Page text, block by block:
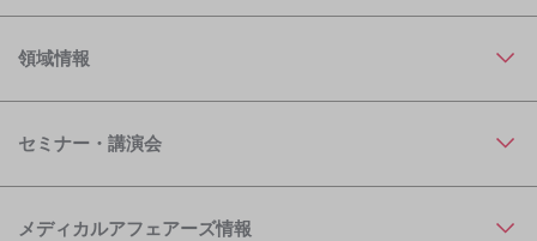
領域情報
セミナー・講演会
メディカルアフェアーズ情報